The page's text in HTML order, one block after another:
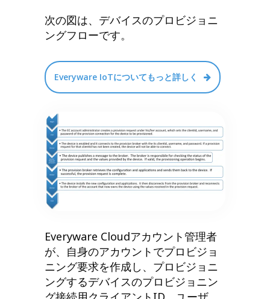
次の図は、デバイスのプロビジョニ
ングフローです。
Everyware IoTについてもっと詳しく
Everyware Cloudアカウント管理者
が、自身のアカウントでプロビジョ
ニング要求を作成し、プロビジョニ
ングするデバイスのプロビジョニン